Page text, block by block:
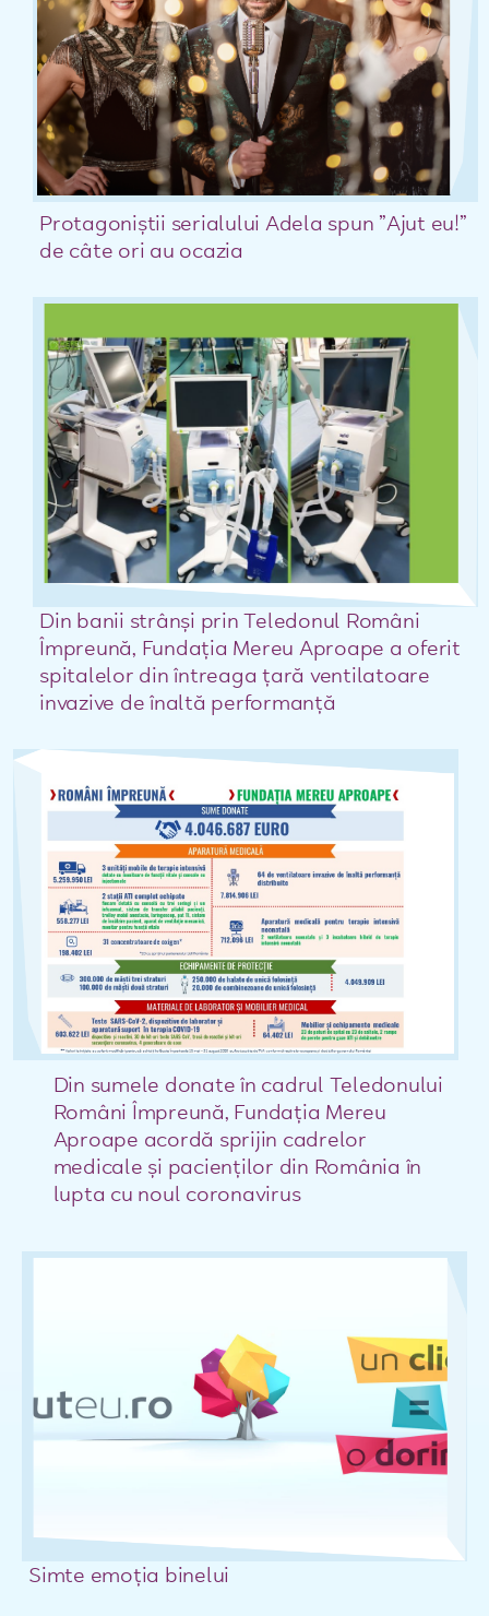
Protagoniștii serialului Adela spun ”Ajut eu!”
de câte ori au ocazia
Din banii strânși prin Teledonul Români
Împreună, Fundația Mereu Aproape a oferit
spitalelor din întreaga țară ventilatoare
invazive de înaltă performanță
Din sumele donate în cadrul Teledonului
Români Împreună, Fundația Mereu
Aproape acordă sprijin cadrelor
medicale și pacienților din România în
lupta cu noul coronavirus
Simte emoția binelui